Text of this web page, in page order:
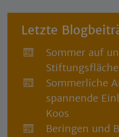
Letzte
Sommer auf
Sommerliche
spannende
Koos
Beringen und